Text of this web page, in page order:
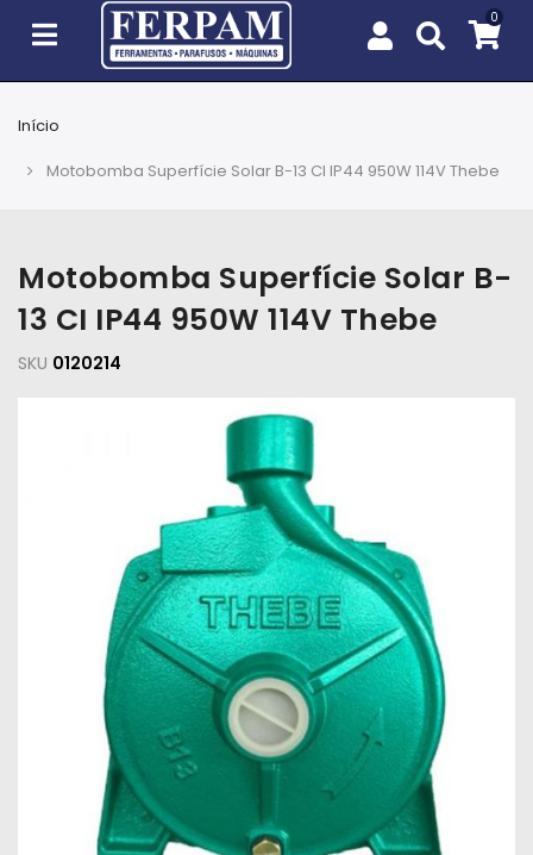
Jardim
EPIs
Fixação
Iluminação
Materiais
Construção
Materiais
Elétricos
Materiais
Início
Motobomba Superfície Solar B-13 CI IP44 950W 114V Thebe
Motobomba Superfície Solar B-
13 CI IP44 950W 114V Thebe
SKU 0120214